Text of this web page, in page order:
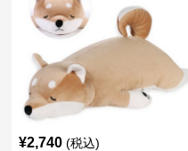
¥2,740 (税込)